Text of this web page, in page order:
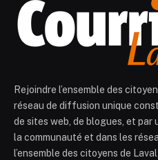
Rejoindre l’ensemble des
réseau de diffusion unique
de sites web, de blogues, et par
la communauté et dans les
l’ensemble des citoyens de